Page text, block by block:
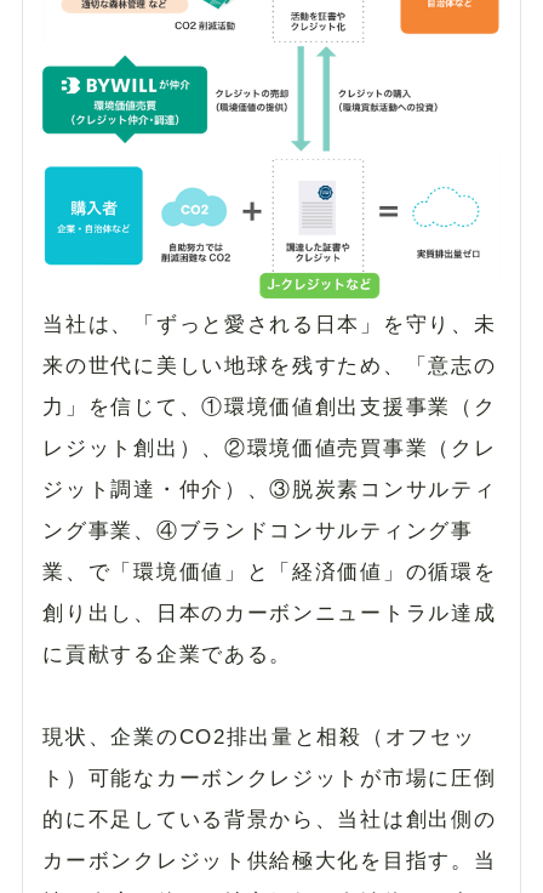
当社は、「ずっと愛される日本」を守り、未
来の世代に美しい地球を残すため、「意志の
力」を信じて、①環境価値創出支援事業（ク
レジット創出）、②環境価値売買事業（クレ
ジット調達・仲介）、③脱炭素コンサルティ
ング事業、④ブランドコンサルティング事
業、で「環境価値」と「経済価値」の循環を
創り出し、日本のカーボンニュートラル達成
に貢献する企業である。
現状、企業のCO2排出量と相殺（オフセッ
ト）可能なカーボンクレジットが市場に圧倒
的に不足している背景から、当社は創出側の
カーボンクレジット供給極大化を目指す。当